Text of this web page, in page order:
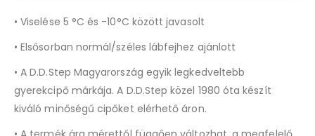
• Viselése 5 °C és -10°C között javasolt
• Elsősorban normál/széles lábfejhez ajánlott
• A D.D.Step Magyarország egyik legkedveltebb
gyerekcipő márkája. A D.D.Step közel 1980 óta készít
kiváló minőségű cipőket elérhető áron.